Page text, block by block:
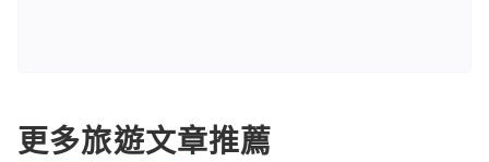
更多旅遊文章推薦